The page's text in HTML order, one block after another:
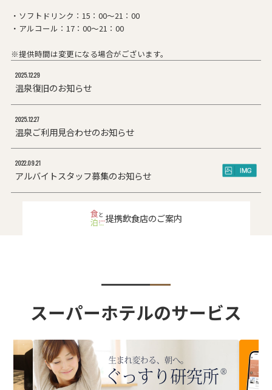
・ソフトドリンク：15：00～21：00
・アルコール：17：00～21：00
※提供時間は変更になる場合がございます。
2025.12.29
温泉復旧のお知らせ
2025.12.27
温泉ご利用見合わせのお知らせ
2022.09.21
アルバイトスタッフ募集のお知らせ
提携飲食店のご案内
スーパーホテルのサービス